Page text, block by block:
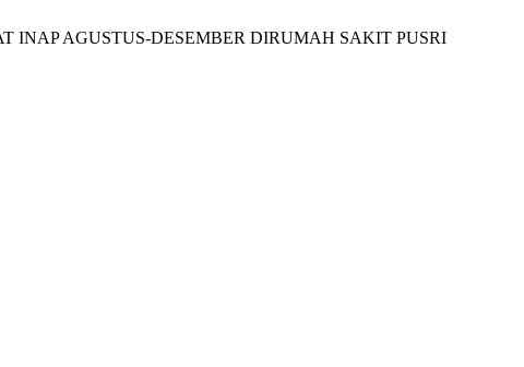
INAP AGUSTUS-DESEMBER DIRUMAH SAKIT PUSRI